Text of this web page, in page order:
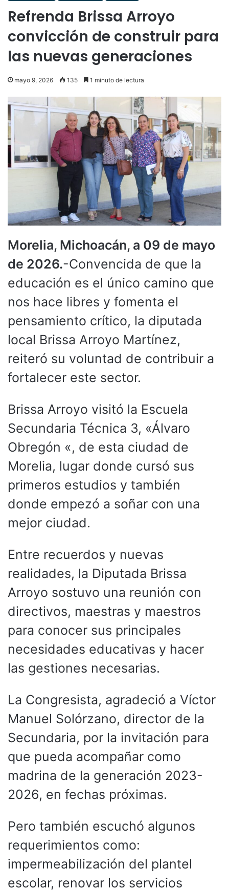
Refrenda Brissa Arroyo
convicción de construir para
las nuevas generaciones
mayo 9, 2026 135 1 minuto de lectura
Morelia, Michoacán, a 09 de mayo
de 2026.-Convencida de que la
educación es el único camino que
nos hace libres y fomenta el
pensamiento crítico, la diputada
local Brissa Arroyo Martínez,
reiteró su voluntad de contribuir a
fortalecer este sector.
Brissa Arroyo visitó la Escuela
Secundaria Técnica 3, «Álvaro
Obregón «, de esta ciudad de
Morelia, lugar donde cursó sus
primeros estudios y también
donde empezó a soñar con una
mejor ciudad.
Entre recuerdos y nuevas
realidades, la Diputada Brissa
Arroyo sostuvo una reunión con
directivos, maestras y maestros
para conocer sus principales
necesidades educativas y hacer
las gestiones necesarias.
La Congresista, agradeció a Víctor
Manuel Solórzano, director de la
Secundaria, por la invitación para
que pueda acompañar como
madrina de la generación 2023-
2026, en fechas próximas.
Pero también escuchó algunos
requerimientos como:
impermeabilización del plantel
escolar, renovar los servicios